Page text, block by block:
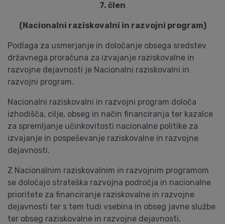
7. člen
(Nacionalni raziskovalni in razvojni program)
Podlaga za usmerjanje in določanje obsega sredstev
državnega proračuna za izvajanje raziskovalne in
razvojne dejavnosti je Nacionalni raziskovalni in
razvojni program.
Nacionalni raziskovalni in razvojni program določa
izhodišča, cilje, obseg in način financiranja ter kazalce
za spremljanje učinkovitosti nacionalne politike za
izvajanje in pospeševanje raziskovalne in razvojne
dejavnosti.
Z Nacionalnim raziskovalnim in razvojnim programom
se določajo strateška razvojna področja in nacionalne
prioritete za financiranje raziskovalne in razvojne
dejavnosti ter s tem tudi vsebina in obseg javne službe
ter obseg raziskovalne in razvojne dejavnosti,